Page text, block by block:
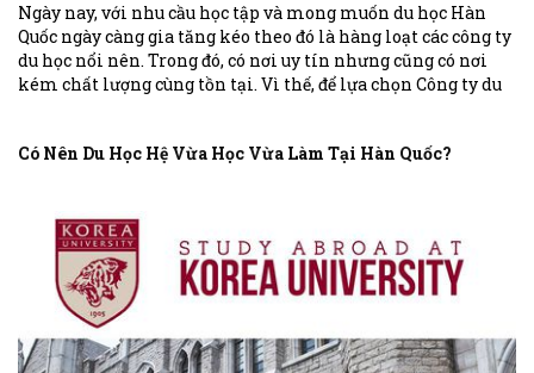
Ngày nay, với nhu cầu học tập và mong muốn du học Hàn
Quốc ngày càng gia tăng kéo theo đó là hàng loạt các công ty
du học nổi nên. Trong đó, có nơi uy tín nhưng cũng có nơi
kém chất lượng cùng tồn tại. Vì thế, để lựa chọn Công ty du
Có Nên Du Học Hệ Vừa Học Vừa Làm Tại Hàn Quốc?